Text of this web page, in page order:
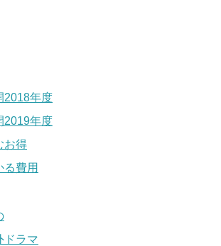
2018年度
2019年度
お得
る費用
ドラマ